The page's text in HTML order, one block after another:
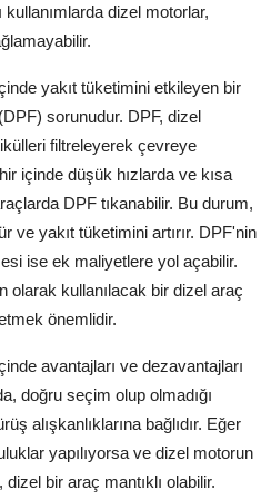
kullanımlarda dizel motorlar,
yakıt tüketimini etkileyen bir
sorunudur. DPF, dizel
filtreleyerek çevreye
içinde düşük hızlarda ve kısa
DPF tıkanabilir. Bu durum,
ve yakıt tüketimini artırır. DPF'nin
ise ek maliyetlere yol açabilir.
olarak kullanılacak bir dizel araç
önemlidir.
avantajları ve dezavantajları
doğru seçim olup olmadığı
alışkanlıklarına bağlıdır. Eğer
yapılıyorsa ve dizel motorun
bir araç mantıklı olabilir.